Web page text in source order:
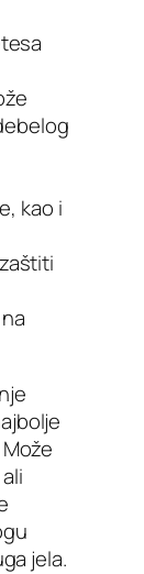
kao i
jela.